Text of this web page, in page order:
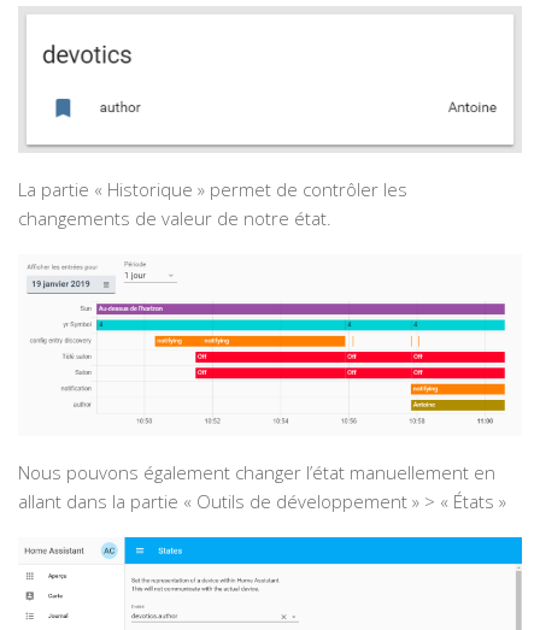
La partie « Historique » permet de contrôler les
changements de valeur de notre état.
Nous pouvons également changer l’état manuellement en
allant dans la partie « Outils de développement » > « États »